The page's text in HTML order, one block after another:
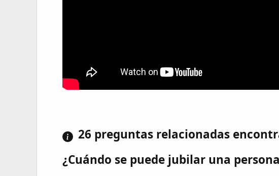
26 preguntas relacionadas
¿Cuándo se puede jubilar una